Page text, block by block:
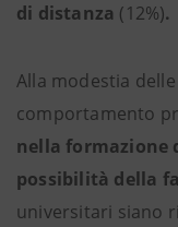
di distanza (12%).
Alla modestia
comportamento
nella formazione
possibilità della
universitari siano